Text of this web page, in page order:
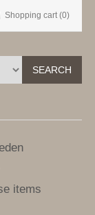
Shopping cart (0)
SEARCH
items